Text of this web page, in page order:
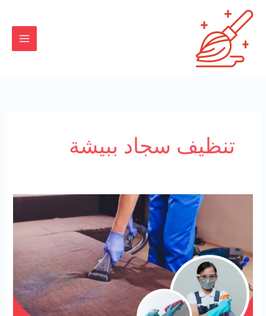
تخطي
المحتوى
تنظيف سجاد ببيشة
ببيشة